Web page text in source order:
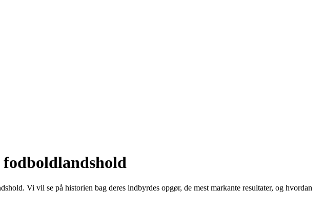
Vi vil se på historien bag deres indbyrdes opgør, de mest markante resultater, og hvordan